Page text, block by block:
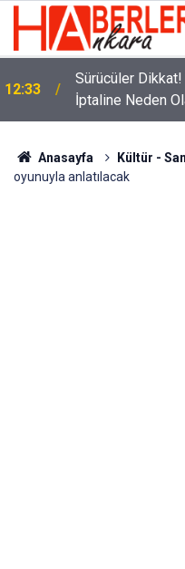
12:33
Sürücüler
İptaline Neden
Anasayfa Kültür -
oyunuyla anlatılacak